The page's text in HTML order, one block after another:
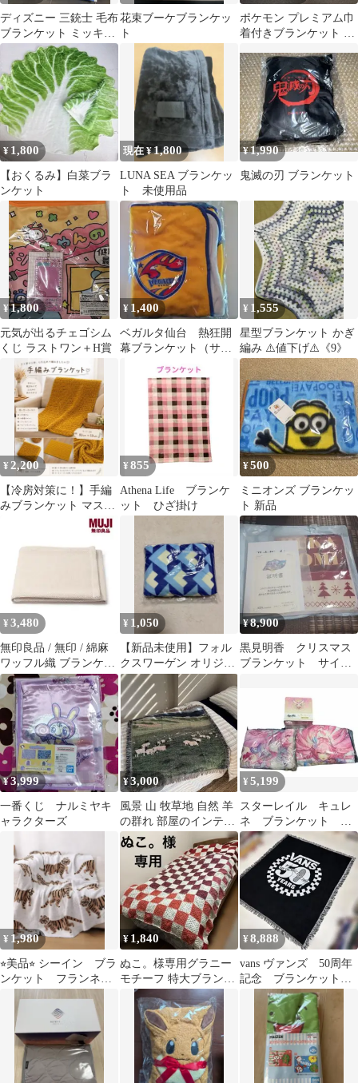
ディズニー 三銃士 毛布
ブランケット ミッキー
ドナルド グーフィー 寝
具
花束ブーケブランケッ
ト
ポケモン プレミアム巾
着付きブランケット イ
ナイト
¥ 1,800
【おくるみ】白菜ブラ
ンケット
現在 ¥1,800
LUNA SEA ブランケッ
ト 未使用品
¥1,990
鬼滅の刃 ブランケット
¥1,800
元気が出るチェゴシム
くじ ラストワン＋H賞
¥ 1,400
ベガルタ仙台 熱狂開
幕ブランケット（サッ
カー漫画コラボ）
¥ 1,555
星型ブランケット かぎ
編み ⚠️値下げ⚠️《9》
¥ 2,200
【冷房対策に！】手編
みブランケット マスタ
¥ 855
Athena Life ブランケ
ット ひざ掛け
¥500
ミニオンズ ブランケッ
ト 新品
¥ 3,480
無印良品 / 無印 / 綿麻
ワッフル織 ブランケッ
ト
¥ 1,050
【新品未使用】フォル
クスワーゲン オリジナ
ル フリースブランケッ
ト 非売品 青
¥8,900
黒見明香 クリスマス
ブランケット サイン
¥3,999
一番くじ ナルミヤキ
ャラクターズ
¥3,000
風景 山 牧草地 自然 羊
の群れ 部屋のインテリ
ア，マルチカバー ブラ
ンケット
¥5,199
スターレイル キュレ
ネ ブランケット ビ
ッグクッション GIGO
ティーカップ
¥ 1,980
⭐︎美品⭐︎ シーイン ブラ
ンケット フランネ
¥ 1,840
ぬこ。様専用グラニー
モチーフ 特大ブランケ
ット
¥8,888
vans ヴァンズ 50周年
記念 ブランケット
ラグ 160x140